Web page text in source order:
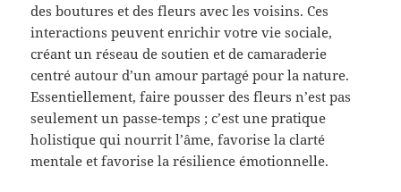
des boutures et des fleurs avec les voisins. Ces
interactions peuvent enrichir votre vie sociale,
créant un réseau de soutien et de camaraderie
centré autour d’un amour partagé pour la nature.
Essentiellement, faire pousser des fleurs n’est pas
seulement un passe-temps ; c’est une pratique
holistique qui nourrit l’âme, favorise la clarté
mentale et favorise la résilience émotionnelle.